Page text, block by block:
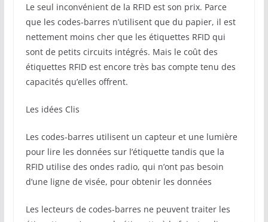
Le seul inconvénient de la RFID est son prix. Parce
que les codes-barres n’utilisent que du papier, il est
nettement moins cher que les étiquettes RFID qui
sont de petits circuits intégrés. Mais le coût des
étiquettes RFID est encore très bas compte tenu des
capacités qu’elles offrent.
Les idées Clis
Les codes-barres utilisent un capteur et une lumière
pour lire les données sur l’étiquette tandis que la
RFID utilise des ondes radio, qui n’ont pas besoin
d’une ligne de visée, pour obtenir les données
Les lecteurs de codes-barres ne peuvent traiter les